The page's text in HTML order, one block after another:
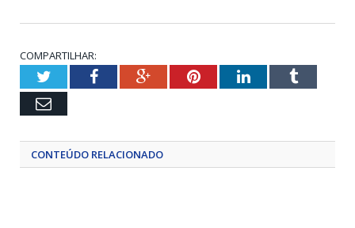
COMPARTILHAR:
TwitterFacebookGoogle+PinterestLinkedInTumblr
Email
CONTEÚDO RELACIONADO